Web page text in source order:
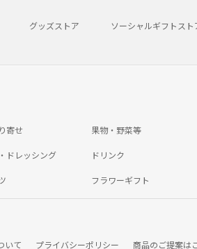
グッズストア ソーシャルギフトスト
寄せ 果物・野菜等
ドレッシング ドリンク
フラワーギフト
いて プライバシーポリシー 商品のご提案は